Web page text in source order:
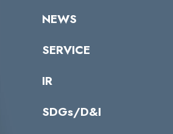
トップメッセージ
ミッション／ビジョン
パートナー企業一覧
NEWS
サイバーニュース
SERVICE
カテゴリー別サービス一覧
IR
IRカレンダー
SDGs/D&I